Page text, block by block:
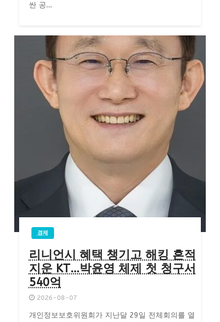
싼 공...
경제
리니언시 혜택 챙기고 해킹 흔적
지운 KT…박윤영 체제 첫 청구서
540억
2026-08-07
개인정보보호위원회가 지난달 29일 전체회의를 열